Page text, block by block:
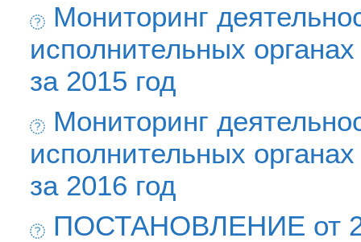
Мониторинг
исполнительных
за 2015 год
Мониторинг
исполнительных
за 2016 год
ПОСТАНОВЛЕНИЕ от